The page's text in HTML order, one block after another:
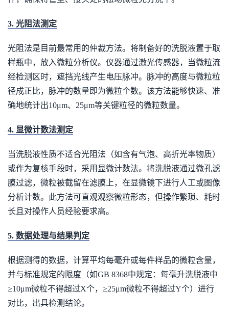
3. 光阻法测定
光阻法是目前最常用的仲裁方法。将制备好的洗脱液置于取
样瓶中，放入微粒分析仪。仪器通过激光传感器，当微粒流
经检测区时，遮挡光线产生电压脉冲。脉冲的高度与微粒粒
径成正比，脉冲的数量即为微粒个数。该方法能够快速、准
确地统计出10μm、25μm等关键粒径的微粒数量。
4. 显微计数法测定
当洗脱液性质不适合光阻法（如含有气泡、高折光率物质）
或作为复核手段时，采用显微计数法。将洗脱液通过微孔滤
膜过滤，微粒被截留在滤膜上，在显微镜下进行人工或图像
分析计数。此方法可直观观察微粒形态，但操作繁琐、耗时
长且对操作人员经验要求高。
5. 数据处理与结果判定
根据测得的数据，计算平均每毫升或每件样品的微粒含量，
并与标准规定的限度（如GB 8368中规定：每毫升洗脱液中
≥10μm微粒不得超过X个，≥25μm微粒不得超过Y个）进行
对比，出具检测结论。